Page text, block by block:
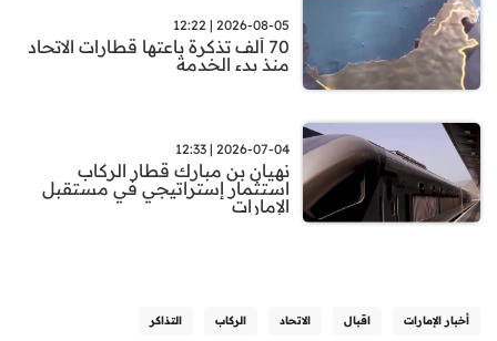
2026-08-05 | 12:22
70 ألف تذكرة باعتها قطارات الاتحاد
منذ بدء الخدمة
2026-07-04 | 12:33
نهيان بن مبارك قطار الركاب
استثمار إستراتيجي في مستقبل
الإمارات
أخبار الإمارات اقبال الاتحاد الركاب التذاكر